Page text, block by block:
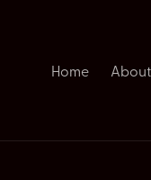
Home About